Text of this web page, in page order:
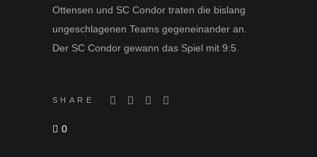
Ottensen und SC Condor traten die bislang
ungeschlagenen Teams gegeneinander an.
Der SC Condor gewann das Spiel mit 9:5.
SHARE
0